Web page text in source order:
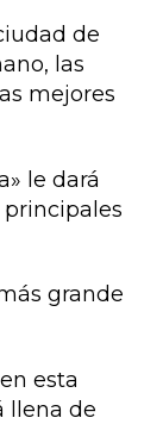
de
las
mejores
le dará
grande
esta
llena de